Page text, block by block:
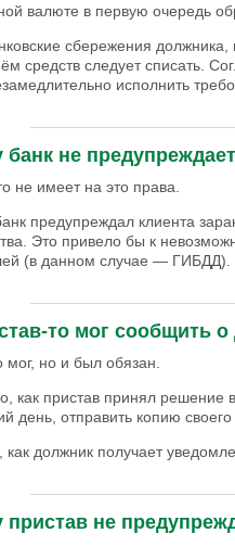
валюте в первую очередь
сбережения должника,
средств следует списать.
исполнить
банк не
не имеет на это права.
предупреждал клиента
Это привело бы к
(в данном случае — ГИБДД).
то мог сообщить о
мог, но и был обязан.
как пристав принял решение
день, отправить копию
как должник получает
пристав не